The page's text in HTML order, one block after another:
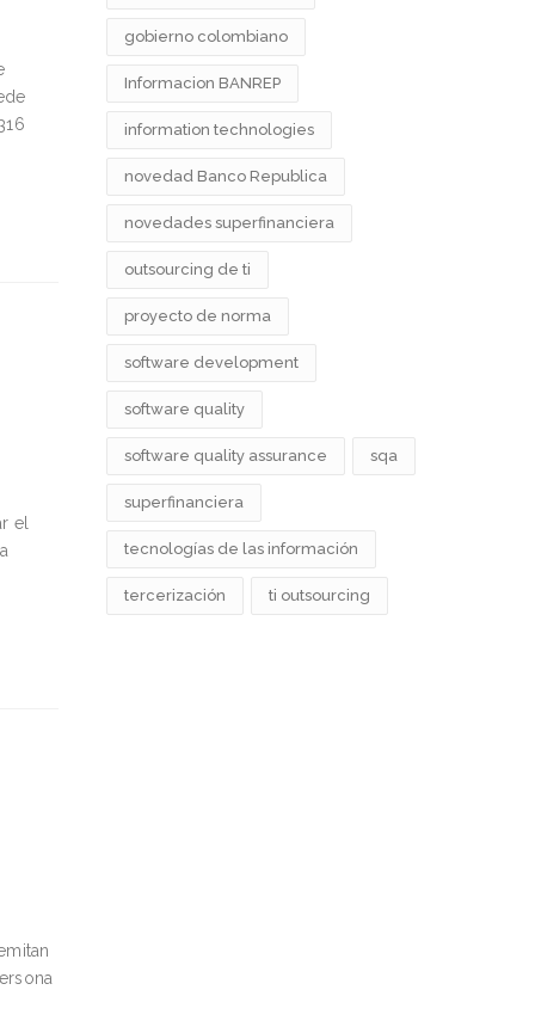
el
gobierno colombiano
Informacion BANREP
information technologies
novedad Banco Republica
novedades superfinanciera
outsourcing de ti
proyecto de norma
software development
software quality
software quality assurance sqa
superfinanciera
tecnologías de las información
tercerización ti outsourcing